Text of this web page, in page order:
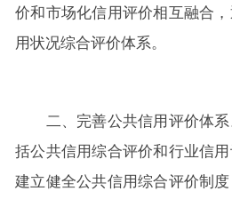
价和市场化信用评价相互融合
用状况综合评价体系。
二、完善公共信用评价体系
括公共信用综合评价和行业信
建立健全公共信用综合评价制